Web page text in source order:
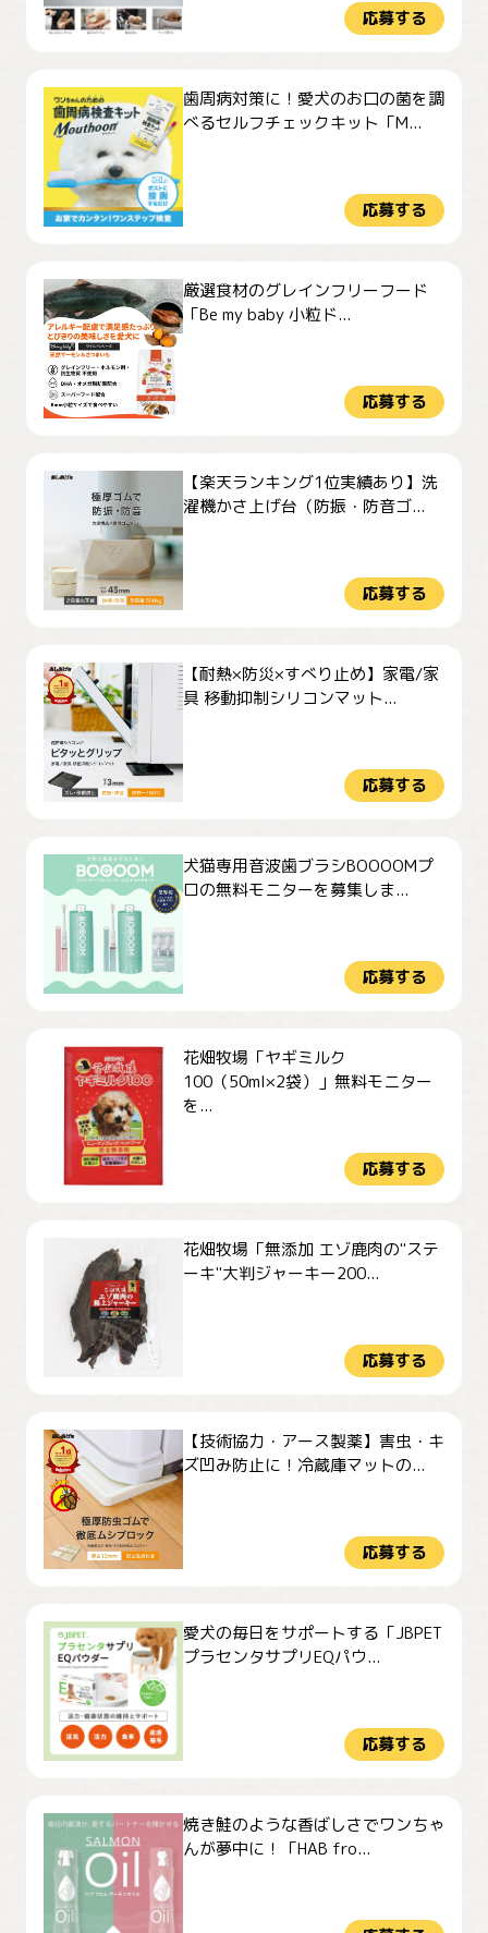
応募する
歯周病対策に！愛犬のお口の菌を調
べるセルフチェックキット「M...
応募する
厳選食材のグレインフリーフード
「Be my baby 小粒ド...
応募する
【楽天ランキング1位実績あり】洗
濯機かさ上げ台（防振・防音ゴ...
応募する
【耐熱×防災×すべり止め】家電/家
具 移動抑制シリコンマット...
応募する
犬猫専用音波歯ブラシBOOOOMプ
ロの無料モニターを募集しま...
応募する
花畑牧場「ヤギミルク
100（50ml×2袋）」無料モニター
を...
応募する
花畑牧場「無添加 エゾ鹿肉の"ステ
ーキ"大判ジャーキー200...
応募する
【技術協力・アース製薬】害虫・キ
ズ凹み防止に！冷蔵庫マットの...
応募する
愛犬の毎日をサポートする「JBPET
プラセンタサプリEQパウ...
応募する
焼き鮭のような香ばしさでワンちゃ
んが夢中に！「HAB fro...